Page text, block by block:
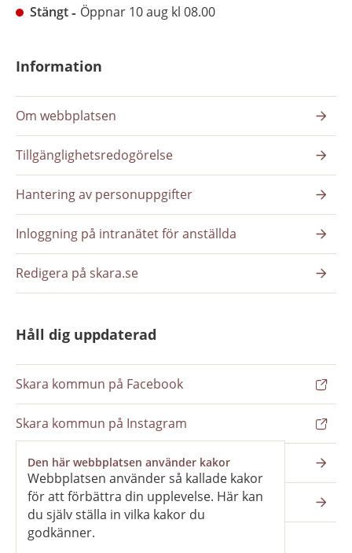
Den här webbplatsen använder kakor
Webbplatsen använder så kallade kakor
för att förbättra din upplevelse. Här kan
du själv ställa in vilka kakor du
godkänner.
Stängt
Öppnar 10 aug kl 08.00
Information
Om webbplatsen
Tillgänglighetsredogörelse
Hantering av personuppgifter
Inloggning på intranätet för anställda
Redigera på skara.se
Håll dig uppdaterad
Skara kommun på Facebook
Skara kommun på Instagram
Nyhetsbrev
Pressrum